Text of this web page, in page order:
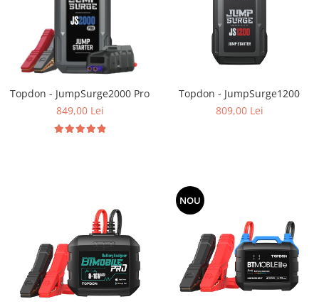
Topdon - JumpSurge2000 Pro
849,00 Lei
Topdon - JumpSurge1200
809,00 Lei
NOU